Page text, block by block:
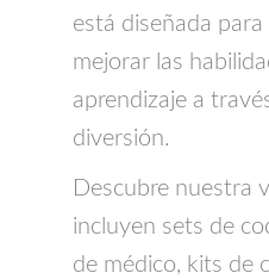
está diseñada
mejorar las
aprendizaje a
diversión.
Descubre nuestra
incluyen sets de
de médico, kits de